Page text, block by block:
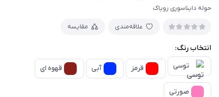
حوله دایناسوری روپاک
علاقه‌مندی مقایسه
انتخاب رنگ:
توسی قرمز آبی قهوه ای
صورتی